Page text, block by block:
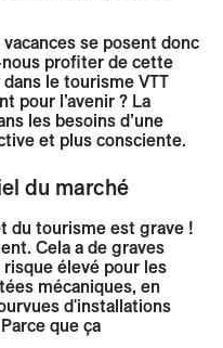
se posent donc
profiter de cette
le tourisme VTT
pour l’avenir ? La
les besoins d’une
et plus consciente.
du marché
du tourisme est grave !
Cela a de graves
élevé pour les
mécaniques, en
d'installations
que ça